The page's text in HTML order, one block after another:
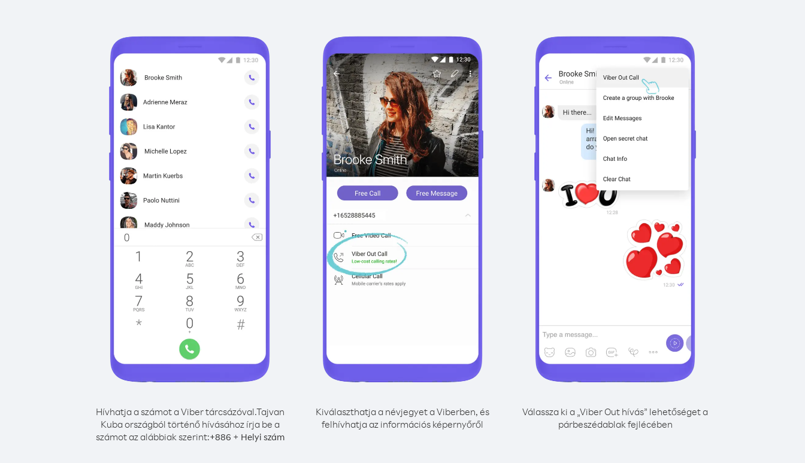
Hívhatja a számot a Viber tárcsázóval.Tajvan
Kuba országból történő hívásához írja be a
számot az alábbiak szerint:+886 + Helyi szám
Kiválaszthatja a névjegyet a Viberben, és
felhívhatja az információs képernyőről
Válassza ki a „Viber Out hívás” lehetőséget a
párbeszédablak fejlécében